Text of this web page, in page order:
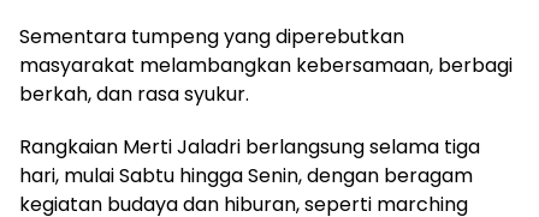
Sementara tumpeng yang diperebutkan
masyarakat melambangkan kebersamaan, berbagi
berkah, dan rasa syukur.
Rangkaian Merti Jaladri berlangsung selama tiga
hari, mulai Sabtu hingga Senin, dengan beragam
kegiatan budaya dan hiburan, seperti marching